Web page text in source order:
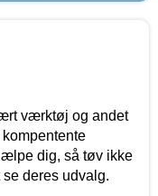
værktøj og andet
dig, så tøv ikke
deres udvalg.